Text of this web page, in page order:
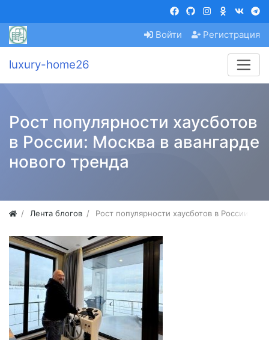
Войти Регистрация
luxury-home26
Рост популярности хаусботов
в России: Москва в авангарде
нового тренда
Лента блогов Рост популярности хаусботов в России: